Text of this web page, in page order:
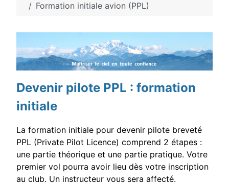
Formation initiale avion (PPL)
Devenir pilote PPL : formation
initiale
La formation initiale pour devenir pilote breveté
PPL (Private Pilot Licence) comprend 2 étapes :
une partie théorique et une partie pratique. Votre
premier vol pourra avoir lieu dès votre inscription
au club. Un instructeur vous sera affecté.